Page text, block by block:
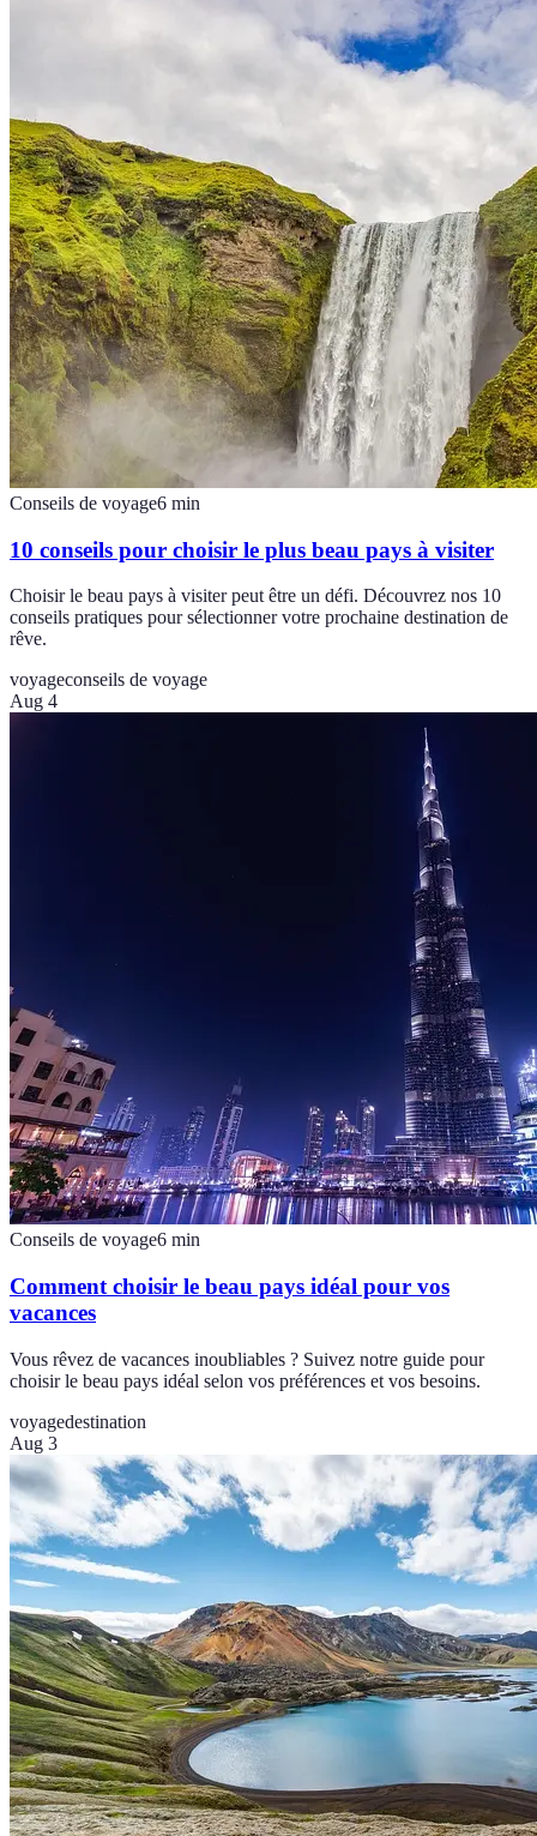
Conseils de voyage6 min
10 conseils pour choisir le plus beau pays à visiter
Choisir le beau pays à visiter peut être un défi. Découvrez nos 10
conseils pratiques pour sélectionner votre prochaine destination de
rêve.
voyageconseils de voyage
Aug 4
Conseils de voyage6 min
Comment choisir le beau pays idéal pour vos
vacances
Vous rêvez de vacances inoubliables ? Suivez notre guide pour
choisir le beau pays idéal selon vos préférences et vos besoins.
voyagedestination
Aug 3